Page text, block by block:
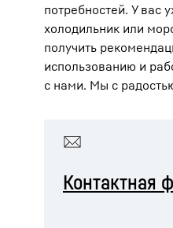
потребностей. У вас
холодильник или
получить
использованию и
с нами. Мы с
Контактная